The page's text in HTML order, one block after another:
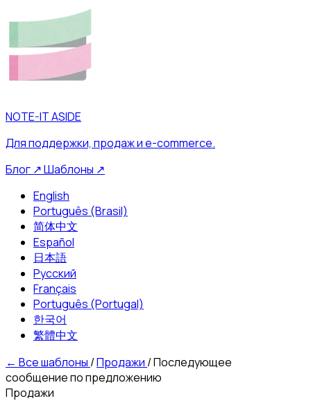
NOTE-IT ASIDE
Для поддержки, продаж и e-commerce.
Блог ↗Шаблоны ↗
English
Português (Brasil)
简体中文
Español
日本語
Русский
Français
Português (Portugal)
한국어
繁體中文
← Все шаблоны /Продажи /Последующее
сообщение по предложению
Продажи